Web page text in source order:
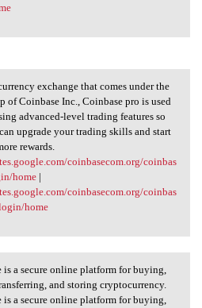
exchange
exchange that comes under the
of Coinbase Inc., Coinbase pro is used
advanced-level trading features so
upgrade your trading skills and start
rewards.
coinbasecom.org/coinbas
home|
coinbasecom.org/coinbas
home
is a secure online
is a secure online platform for buying,
and storing cryptocurrency.
is a secure online platform for buying,